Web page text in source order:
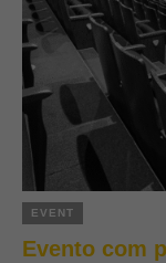
EVENT
Evento com